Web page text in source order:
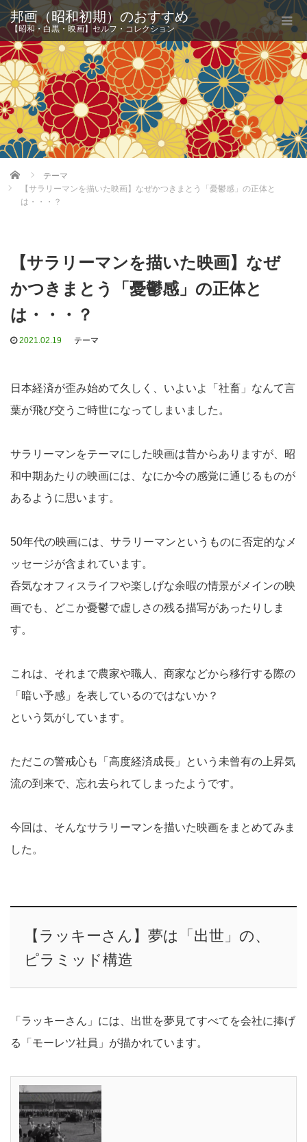
邦画（昭和初期）のおすすめ
【昭和・白黒・映画】セルフ・コレクション
Home
テーマ
【サラリーマンを描いた映画】なぜかつきまとう「憂鬱感」の正体と
は・・・？
【サラリーマンを描いた映画】なぜ
かつきまとう「憂鬱感」の正体と
は・・・？
2021.02.19 テーマ
日本経済が歪み始めて久しく、いよいよ「社畜」なんて言
葉が飛び交うご時世になってしまいました。
サラリーマンをテーマにした映画は昔からありますが、昭
和中期あたりの映画には、なにか今の感覚に通じるものが
あるように思います。
50年代の映画には、サラリーマンというものに否定的なメ
ッセージが含まれています。
呑気なオフィスライフや楽しげな余暇の情景がメインの映
画でも、どこか憂鬱で虚しさの残る描写があったりしま
す。
これは、それまで農家や職人、商家などから移行する際の
「暗い予感」を表しているのではないか？
という気がしています。
ただこの警戒心も「高度経済成長」という未曾有の上昇気
流の到来で、忘れ去られてしまったようです。
今回は、そんなサラリーマンを描いた映画をまとめてみま
した。
【ラッキーさん】夢は「出世」の、
ピラミッド構造
「ラッキーさん」には、出世を夢見てすべてを会社に捧げ
る「モーレツ社員」が描かれています。